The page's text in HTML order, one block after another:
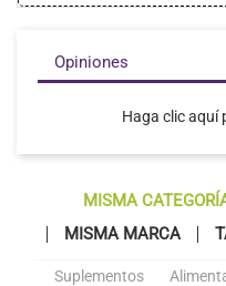
Opiniones
Haga clic aquí
MISMA
MISMA MARCA
Suplementos